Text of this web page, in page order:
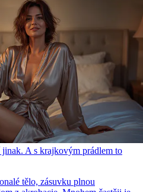
A s krajkovým prádlem to
tělo, zásuvku plnou